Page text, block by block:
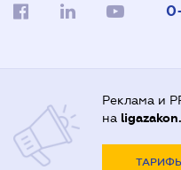
Реклама и
на